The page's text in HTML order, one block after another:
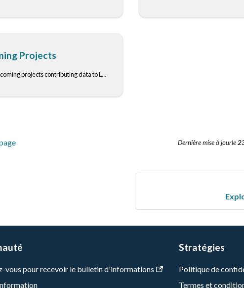
Projects
Explore the upcoming projects contributing data to LINCS
Dernière mise à jourle
vous pour recevoir le bulletin d'informations
Stratégies
Politique de
Termes et